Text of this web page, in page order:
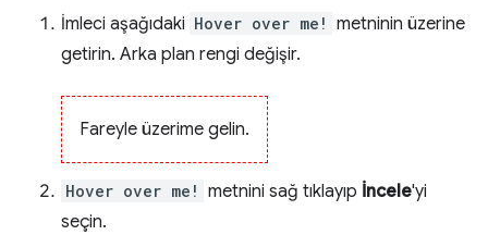
İmleci aşağıdaki Hover over me! metninin üzerine
getirin. Arka plan rengi değişir.
Fareyle üzerime gelin.
Hover over me! metnini sağ tıklayıp İncele'yi
seçin.